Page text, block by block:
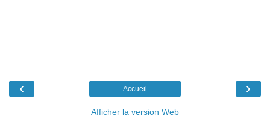
‹ ›
Accueil
Afficher la version Web